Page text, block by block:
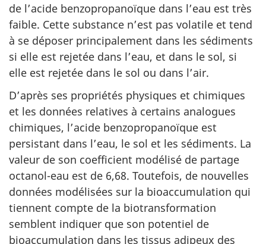
de l’acide benzopropanoïque dans l’eau est très
faible. Cette substance n’est pas volatile et tend
à se déposer principalement dans les sédiments
si elle est rejetée dans l’eau, et dans le sol, si
elle est rejetée dans le sol ou dans l’air.
D’après ses propriétés physiques et chimiques
et les données relatives à certains analogues
chimiques, l’acide benzopropanoïque est
persistant dans l’eau, le sol et les sédiments. La
valeur de son coefficient modélisé de partage
octanol-eau est de 6,68. Toutefois, de nouvelles
données modélisées sur la bioaccumulation qui
tiennent compte de la biotransformation
semblent indiquer que son potentiel de
bioaccumulation dans les tissus adipeux des